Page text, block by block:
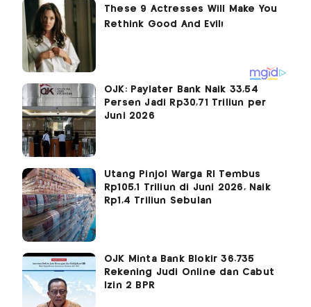
OJK: Paylater Bank Naik 33,54
Persen Jadi Rp30,71 Triliun per
Juni 2026
Utang Pinjol Warga RI Tembus
Rp105,1 Triliun di Juni 2026, Naik
Rp1,4 Triliun Sebulan
OJK Minta Bank Blokir 36.735
Rekening Judi Online dan Cabut
Izin 2 BPR